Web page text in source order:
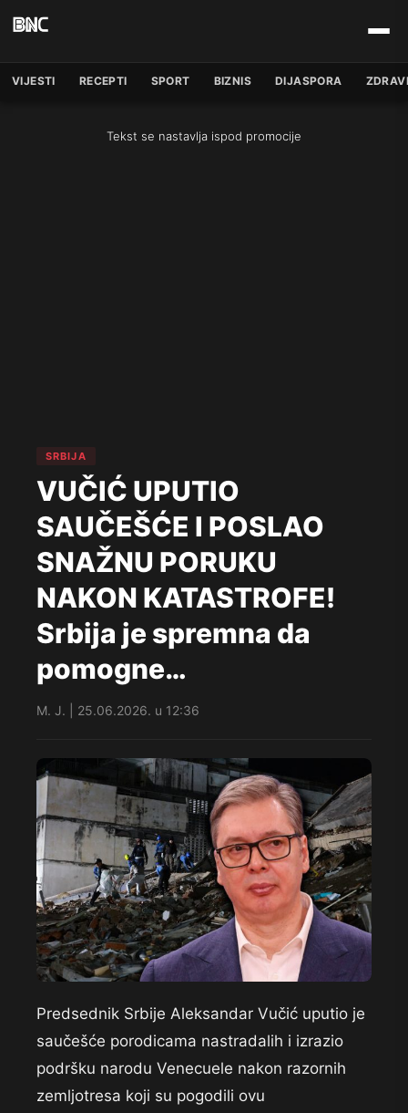
VIJESTI RECEPTI SPORT BIZNIS DIJASPORA
Tekst se nastavlja ispod promocije
SRBIJA
VUČIĆ UPUTIO
SAUČEŠĆE I POSLAO
SNAŽNU PORUKU
NAKON KATASTROFE!
Srbija je spremna da
pomogne…
M. J. | 25.06.2026. u 12:36
Predsednik Srbije Aleksandar Vučić uputio je
saučešće porodicama nastradalih i izrazio
podršku narodu Venecuele nakon razornih
zemljotresa koji su pogodili ovu